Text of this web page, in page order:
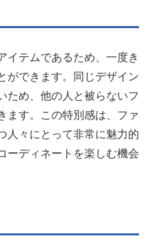
イテムであるため、一度き
ができます。同じデザイン
ため、他の人と被らないフ
ます。この特別感は、ファ
人々にとって非常に魅力的
ーディネートを楽しむ機会